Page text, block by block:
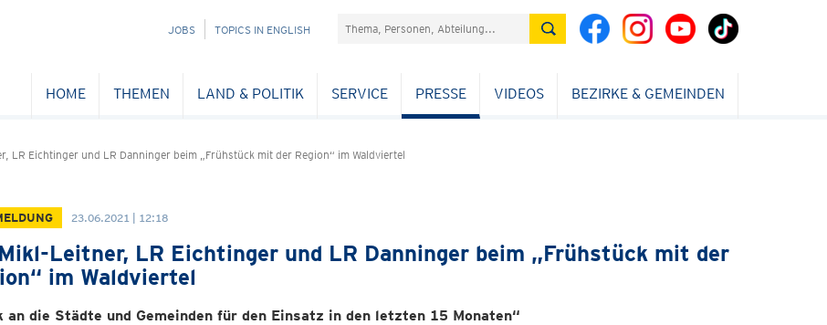
NAVIGATION
JOBS TOPICS IN ENGLISH Suchefeld
HOME THEMEN LAND & POLITIK SERVICE PRESSE VIDEOS BEZIRKE & GEMEINDEN
LR Eichtinger und LR Danninger beim „Frühstück mit der Region“ im Waldviertel
23.06.2021 | 12:18
Leitner, LR Eichtinger und LR Danninger beim „Frühstück mit der
im Waldviertel
an die Städte und Gemeinden für den Einsatz in den letzten 15 Monaten“